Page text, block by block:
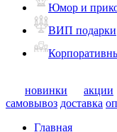
Юмор и
ВИП подарки
новинки акции
самовывоз доставка
Главная